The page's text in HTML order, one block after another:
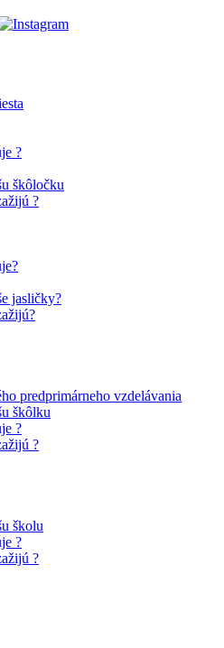
?
škôločku
?
jasličky?
predprimárneho vzdelávania
škôlku
?
?
školu
?
?